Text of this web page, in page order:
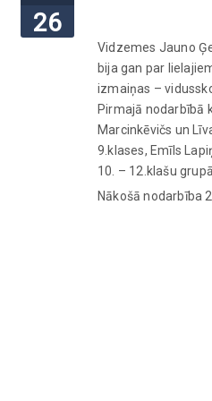
26
Vidzemes Jauno
bija gan par
izmaiņas –
Pirmajā nodarbībā
Marcinkēvičs un
9.klases, Emīls
10. – 12.klašu
Nākošā nodarbība